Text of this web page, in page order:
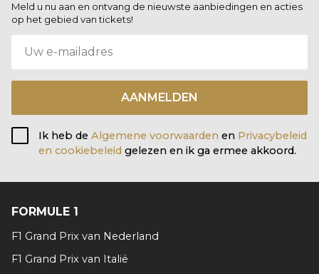
Meld u nu aan en ontvang de nieuwste aanbiedingen en acties
op het gebied van tickets!
AANMELDEN
Ik heb de Algemene voorwaarden en Privacybeleid
en cookiebeleid gelezen en ik ga ermee akkoord.
FORMULE 1
F1 Grand Prix van Nederland
F1 Grand Prix van Italië